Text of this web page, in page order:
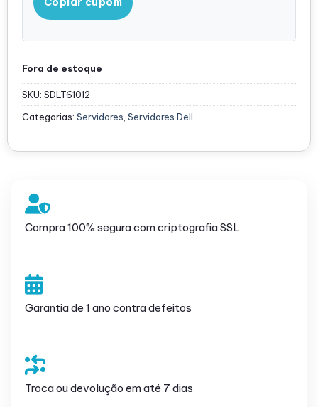
Fora de estoque
SKU: SDLT61012
Categorias: Servidores Servidores Dell
Compra 100% segura com criptografia SSL
Garantia de 1 ano contra defeitos
Troca ou devolução em até 7 dias